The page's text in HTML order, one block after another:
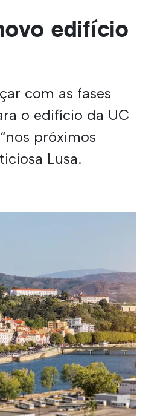
edifício
com as fases
o edifício da UC
próximos
Lusa.